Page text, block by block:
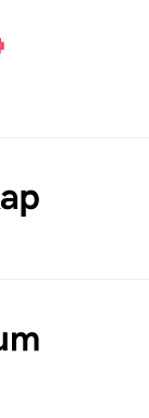
som
bli en
kureras